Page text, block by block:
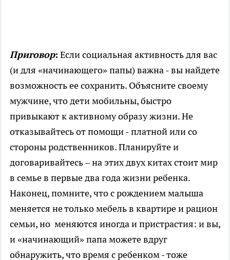
Приговор: Если социальная активность для вас
(и для «начинающего» папы) важна - вы найдете
возможность ее сохранить. Объясните своему
мужчине, что дети мобильны, быстро
привыкают к активному образу жизни. Не
отказывайтесь от помощи - платной или со
стороны родственников. Планируйте и
договаривайтесь – на этих двух китах стоит мир
в семье в первые два года жизни ребенка.
Наконец, помните, что с рождением малыша
меняется не только мебель в квартире и рацион
семьи, но меняются иногда и пристрастия: и вы,
и «начинающий» папа можете вдруг
обнаружить, что время с ребенком - тоже